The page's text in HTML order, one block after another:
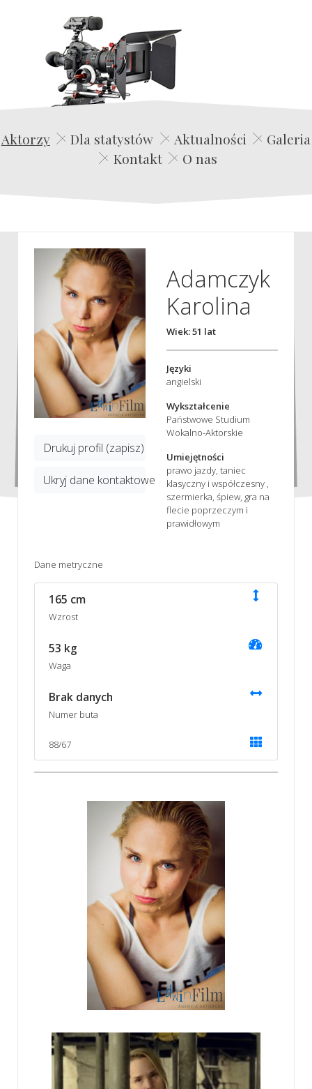
Edwin Film Agencja Aktorska
Aktorzy Dla statystów Aktualności
Galeria
Kontakt
O nas
Drukuj profil (zapisz)
Ukryj dane kontaktowe
Adamczyk
Karolina
Wiek: 51 lat
Języki
angielski
Wykształcenie
Państwowe Studium
Wokalno-Aktorskie
Umiejętności
prawo jazdy, taniec
klasyczny i współczesny ,
szermierka, śpiew, gra na
flecie poprzeczym i
prawidłowym
Dane metryczne
165 cm
Wzrost
53 kg
Waga
Brak danych
Numer buta
88/67